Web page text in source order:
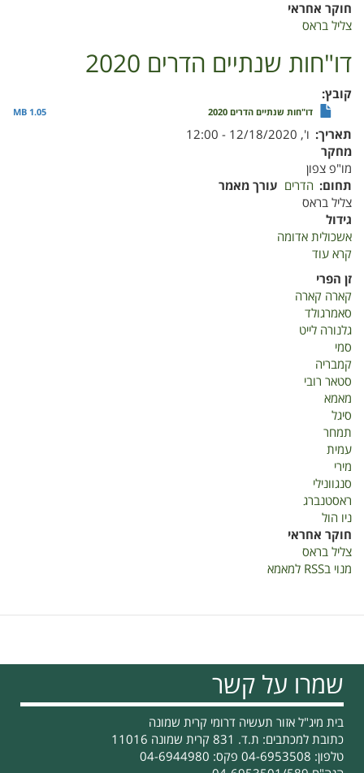
חוקר אחראי
צליל בראס
דו"חות שנתיים הדרים 2020
קובץ
דו"חות שנתיים הדרים 2020 1.05 MB
תאריך ו', 12/18/2020 - 12:00
מחקר
מו"פ צפון
תחום הדרים עורך מאמר
צליל בראס
גידול
אשכולית אדומה
קרא עוד
הדרים
2020
זן הפרי
קארה קארה
סאמרגולד
גלנורה לייט
סמי
קמבריה
סטאר רובי
מאמא
סיגל
תמחר
עמית
מירי
סנגוונילי
ראסטנברג
ניו הול
חוקר אחראי
צליל בראס
מנוי בRSS למאמא
שמרו על קשר
בית מיג"ל אזור תעשיה דרומי קרית שמונה
כתובת למכתבים: ת.ד. 831 קרית שמונה 11016
טלפון: 04-6953508 פקס: 04-6944980